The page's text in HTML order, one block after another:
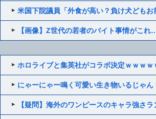
米国下院議員「外食が高い？負け犬どもお
【画像】Z世代の若者のバイト事情がこれ
ホロライブと集英社がコラボ決定ｗｗｗｗ
にゃーにゃー鳴く可愛い生き物いるじゃん
【疑問】海外のワンピースのキャラ強さラ